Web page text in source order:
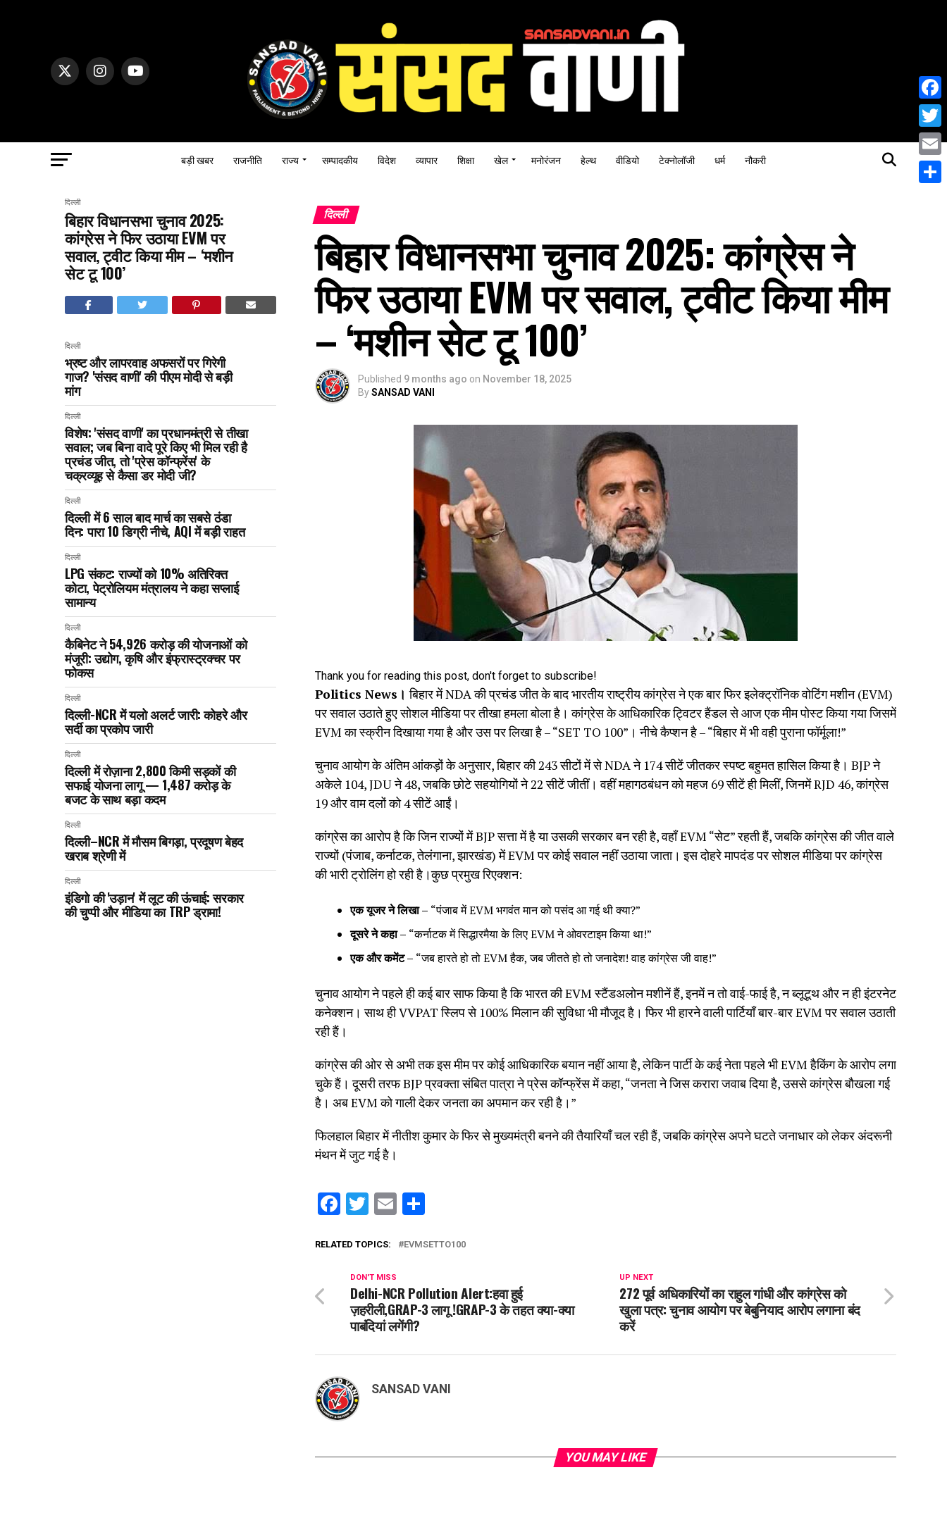
बड़ी खबर राजनीति राज्य सम्पादकीय विदेश व्यापार शिक्षा खेल मनोरंजन हेल्थ वीडियो टेक्नोलॉजी धर्म नौकरी
दिल्ली
बिहार विधानसभा चुनाव 2025:
कांग्रेस ने फिर उठाया EVM पर
सवाल, ट्वीट किया मीम – ‘मशीन
सेट टू 100’
दिल्ली
भ्रष्ट और लापरवाह अफसरों पर गिरेगी
गाज? 'संसद वाणी' की पीएम मोदी से बड़ी
मांग
दिल्ली
विशेष: 'संसद वाणी' का प्रधानमंत्री से तीखा
सवाल; जब बिना वादे पूरे किए भी मिल रही है
प्रचंड जीत, तो 'प्रेस कॉन्फ्रेंस' के
चक्रव्यूह से कैसा डर मोदी जी?
दिल्ली
दिल्ली में 6 साल बाद मार्च का सबसे ठंडा
दिन: पारा 10 डिग्री नीचे, AQI में बड़ी राहत
दिल्ली
LPG संकट: राज्यों को 10% अतिरिक्त
कोटा, पेट्रोलियम मंत्रालय ने कहा सप्लाई
सामान्य
दिल्ली
कैबिनेट ने ₹54,926 करोड़ की योजनाओं को
मंजूरी: उद्योग, कृषि और इंफ्रास्ट्रक्चर पर
फोकस
दिल्ली
दिल्ली-NCR में यलो अलर्ट जारी: कोहरे और
सर्दी का प्रकोप जारी
दिल्ली
दिल्ली में रोज़ाना 2,800 किमी सड़कों की
सफाई योजना लागू — ₹1,487 करोड़ के
बजट के साथ बड़ा कदम
दिल्ली
दिल्ली–NCR में मौसम बिगड़ा, प्रदूषण बेहद
खराब श्रेणी में
दिल्ली
इंडिगो की 'उड़ान' में लूट की ऊंचाई: सरकार
की चुप्पी और मीडिया का TRP ड्रामा!
दिल्ली
बिहार विधानसभा चुनाव 2025: कांग्रेस ने
फिर उठाया EVM पर सवाल, ट्वीट किया मीम
– ‘मशीन सेट टू 100’
Published 9 months ago on November 18, 2025
BySANSAD VANI
Thank you for reading this post, don't forget to subscribe!
Politics News।बिहार में NDA की प्रचंड जीत के बाद भारतीय राष्ट्रीय कांग्रेस ने एक बार फिर इलेक्ट्रॉनिक वोटिंग मशीन (EVM)
पर सवाल उठाते हुए सोशल मीडिया पर तीखा हमला बोला है। कांग्रेस के आधिकारिक ट्विटर हैंडल से आज एक मीम पोस्ट किया गया जिसमें
EVM का स्क्रीन दिखाया गया है और उस पर लिखा है – “SET TO 100”। नीचे कैप्शन है – “बिहार में भी वही पुराना फॉर्मूला!”
चुनाव आयोग के अंतिम आंकड़ों के अनुसार, बिहार की 243 सीटों में से NDA ने 174 सीटें जीतकर स्पष्ट बहुमत हासिल किया है। BJP ने
अकेले 104, JDU ने 48, जबकि छोटे सहयोगियों ने 22 सीटें जीतीं। वहीं महागठबंधन को महज 69 सीटें ही मिलीं, जिनमें RJD 46, कांग्रेस
19 और वाम दलों को 4 सीटें आईं।
कांग्रेस का आरोप है कि जिन राज्यों में BJP सत्ता में है या उसकी सरकार बन रही है, वहाँ EVM “सेट” रहती हैं, जबकि कांग्रेस की जीत वाले
राज्यों (पंजाब, कर्नाटक, तेलंगाना, झारखंड) में EVM पर कोई सवाल नहीं उठाया जाता। इस दोहरे मापदंड पर सोशल मीडिया पर कांग्रेस
की भारी ट्रोलिंग हो रही है।कुछ प्रमुख रिएक्शन:
एक यूजर ने लिखा – “पंजाब में EVM भगवंत मान को पसंद आ गई थी क्या?”
दूसरे ने कहा – “कर्नाटक में सिद्धारमैया के लिए EVM ने ओवरटाइम किया था!”
एक और कमेंट – “जब हारते हो तो EVM हैक, जब जीतते हो तो जनादेश! वाह कांग्रेस जी वाह!”
चुनाव आयोग ने पहले ही कई बार साफ किया है कि भारत की EVM स्टैंडअलोन मशीनें हैं, इनमें न तो वाई-फाई है, न ब्लूटूथ और न ही इंटरनेट
कनेक्शन। साथ ही VVPAT स्लिप से 100% मिलान की सुविधा भी मौजूद है। फिर भी हारने वाली पार्टियाँ बार-बार EVM पर सवाल उठाती
रही हैं।
कांग्रेस की ओर से अभी तक इस मीम पर कोई आधिकारिक बयान नहीं आया है, लेकिन पार्टी के कई नेता पहले भी EVM हैकिंग के आरोप लगा
चुके हैं। दूसरी तरफ BJP प्रवक्ता संबित पात्रा ने प्रेस कॉन्फ्रेंस में कहा, “जनता ने जिस करारा जवाब दिया है, उससे कांग्रेस बौखला गई
है। अब EVM को गाली देकर जनता का अपमान कर रही है।”
फिलहाल बिहार में नीतीश कुमार के फिर से मुख्यमंत्री बनने की तैयारियाँ चल रही हैं, जबकि कांग्रेस अपने घटते जनाधार को लेकर अंदरूनी
मंथन में जुट गई है।
Facebook
Twitter
Email
RELATED TOPICS: EVMSETTO100
UP NEXT
272 पूर्व अधिकारियों का राहुल गांधी और कांग्रेस को
खुला पत्र: चुनाव आयोग पर बेबुनियाद आरोप लगाना बंद
करें
DON'T MISS
Delhi-NCR Pollution Alert:हवा हुई
ज़हरीली,GRAP-3 लागू !GRAP-3 के तहत क्या-क्या
पाबंदियां लगेंगी?
SANSAD VANI
YOU MAY LIKE
Email